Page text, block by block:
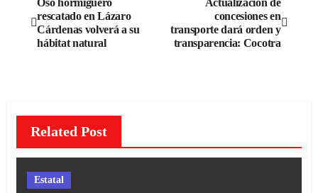
de
Oso hormiguero
rescatado en Lázaro
Cárdenas volverá a su
hábitat natural
Actualización de
concesiones en
transporte dará orden y
transparencia: Cocotra
Related Post
Estatal